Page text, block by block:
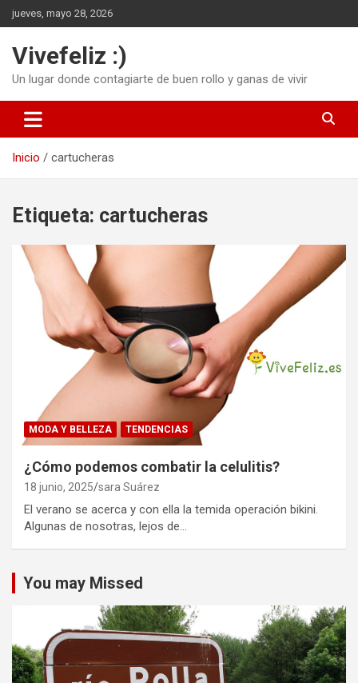
Saltar
al
jueves, mayo 28, 2026
Vivefeliz :)
Un lugar donde contagiarte de buen rollo y ganas de vivir
Inicio cartucheras
Etiqueta: cartucheras
MODA Y BELLEZA TENDENCIAS
¿Cómo podemos combatir la celulitis?
18 junio, 2025 sara Suárez
El verano se acerca y con ella la temida operación bikini.
Algunas de nosotras, lejos de…
You may Missed